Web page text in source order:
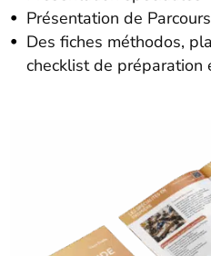
Présentation de
Des fiches méthodos,
checklist de préparation